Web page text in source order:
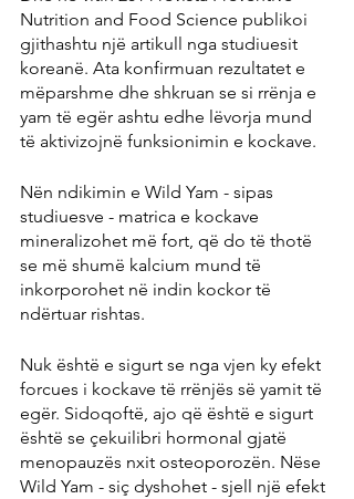
Nutrition and Food Science publikoi
gjithashtu një artikull nga studiuesit
koreanë. Ata konfirmuan rezultatet e
mëparshme dhe shkruan se si rrënja e
yam të egër ashtu edhe lëvorja mund
të aktivizojnë funksionimin e kockave.
Nën ndikimin e Wild Yam - sipas
studiuesve - matrica e kockave
mineralizohet më fort, që do të thotë
se më shumë kalcium mund të
inkorporohet në indin kockor të
ndërtuar rishtas.
Nuk është e sigurt se nga vjen ky efekt
forcues i kockave të rrënjës së yamit të
egër. Sidoqoftë, ajo që është e sigurt
është se çekuilibri hormonal gjatë
menopauzës nxit osteoporozën. Nëse
Wild Yam - siç dyshohet - sjell një efekt